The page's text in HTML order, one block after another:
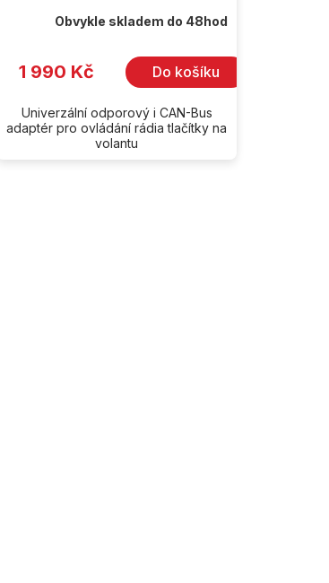
Obvykle skladem do 48hod
1 990 Kč Do košíku
Univerzální odporový i CAN-Bus
adaptér pro ovládání rádia tlačítky na
volantu